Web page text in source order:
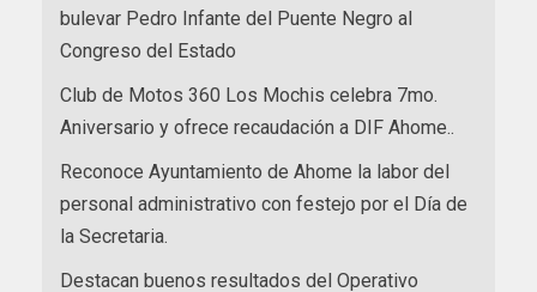
bulevar Pedro Infante del Puente Negro al
Congreso del Estado
Club de Motos 360 Los Mochis celebra 7mo.
Aniversario y ofrece recaudación a DIF Ahome..
Reconoce Ayuntamiento de Ahome la labor del
personal administrativo con festejo por el Día de
la Secretaria.
Destacan buenos resultados del Operativo